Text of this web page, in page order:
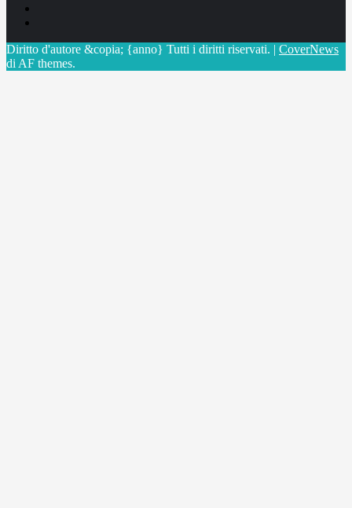
Diritto d'autore &copia; {anno} Tutti i diritti riservati. | CoverNews
di AF themes.